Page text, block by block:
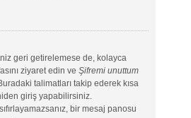
geri getirelemese de, kolayca
ziyaret edin ve Şifremi unuttum
talimatları takip ederek kısa
giriş yapabilirsiniz.
bir mesaj panosu